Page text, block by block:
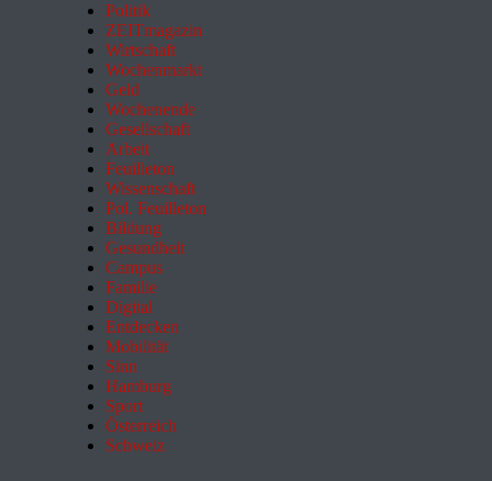
Politik
ZEITmagazin
Wirtschaft
Wochenmarkt
Geld
Wochenende
Gesellschaft
Arbeit
Feuilleton
Wissenschaft
Pol. Feuilleton
Bildung
Gesundheit
Campus
Familie
Digital
Entdecken
Mobilität
Sinn
Hamburg
Sport
Österreich
Schweiz